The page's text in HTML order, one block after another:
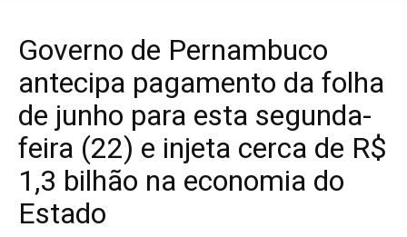
Governo de Pernambuco
antecipa pagamento da folha
de junho para esta segunda-
feira (22) e injeta cerca de R$
1,3 bilhão na economia do
Estado